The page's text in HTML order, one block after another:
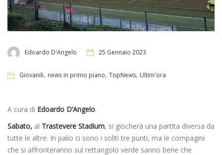
Edoardo D'Angelo 25 Gennaio 2023
Giovanili, news in primo piano, TopNews, Ultim'ora
A cura di Edoardo D’Angelo.
Sabato, al Trastevere Stadium, si giocherà una partita diversa da
tutte le altre. In palio ci sono i soliti tre punti, ma le compagini
che si affronteranno sul rettangolo verde sanno bene che